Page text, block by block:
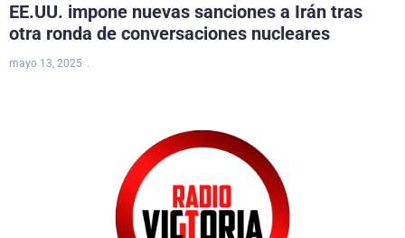
EE.UU. impone nuevas sanciones a Irán tras
otra ronda de conversaciones nucleares
mayo 13, 2025